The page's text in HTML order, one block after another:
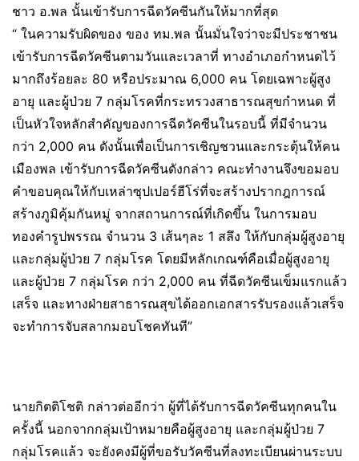
ชาว อ.พล นั้นเข้ารับการฉีดวัคซีนกันให้มากที่สุด
“ ในความรับผิดของ ของ ทม.พล นั้นมั่นใจว่าจะมีประชาชน
เข้ารับการฉีดวัคซีนตามวันและเวลาที่ ทางอำเภอกำหนดไว้
มากถึงร้อยละ 80 หรือประมาณ 6,000 คน โดยเฉพาะผู้สูง
อายุ และผู้ป่วย 7 กลุ่มโรคที่กระทรวงสาธารณสุขกำหนด ที่
เป็นหัวใจหลักสำคัญของการฉีดวัคซีนในรอบนี้ ที่มีจำนวน
กว่า 2,000 คน ดังนั้นเพื่อเป็นการเชิญชวนและกระตุ้นให้คน
เมืองพล เข้ารับการฉีดวัคซีนดังกล่าว คณะทำงานจึงขอมอบ
คำขอบคุณให้กับเหล่าซุปเปอร์ฮีโร่ที่จะสร้างปรากฎการณ์
สร้างภูมิคุ้มกันหมู่ จากสถานการณ์ที่เกิดขึ้น ในการมอบ
ทองคำรูปพรรณ จำนวน 3 เส้นๆละ 1 สลึง ให้กับกลุ่มผู้สูงอายุ
และกลุ่มผู้ป่วย 7 กลุ่มโรค โดยมีหลักเกณฑ์คือเมื่อผู้สูงอายุ
และผู้ป่วย 7 กลุ่มโรค กว่า 2,000 คน ที่ฉีดวัคซีนเข็มแรกแล้ว
เสร็จ และทางฝ่ายสาธารณสุขได้ออกเอกสารรับรองแล้วเสร็จ
จะทำการจับสลากมอบโชคทันที”
นายกิตติโชติ กล่าวต่ออีกว่า ผู้ที่ได้รับการฉีดวัคซีนทุกคนใน
ครั้งนี้ นอกจากกลุ่มเป้าหมายคือผู้สูงอายุ และกลุ่มผู้ป่วย 7
กลุ่มโรคแล้ว จะยังคงมีผู้ที่ขอรับวัคซีนที่ลงทะเบียนผ่านระบบ